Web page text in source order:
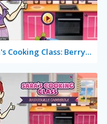
Sara's Cooking Class: Berry Cheesecake